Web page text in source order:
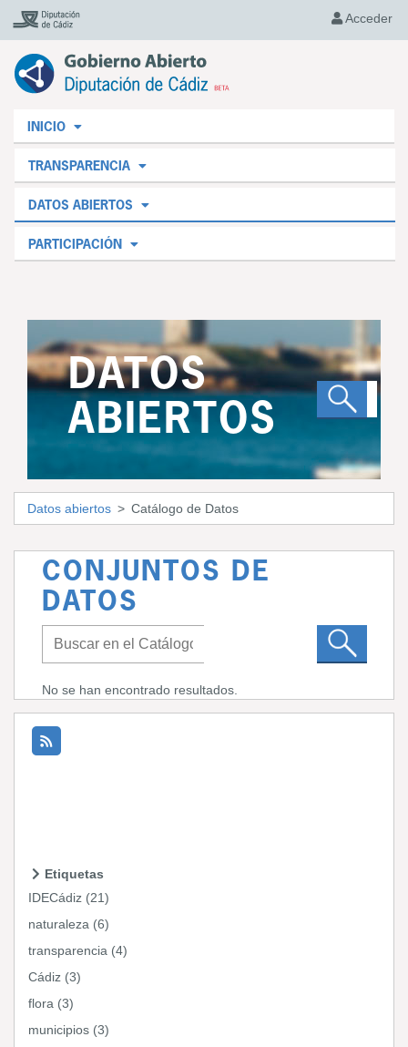
Acceder
INICIO
TRANSPARENCIA
DATOS ABIERTOS
PARTICIPACIÓN
DATOS
ABIERTOS
Datos abiertos Catálogo de Datos
CONJUNTOS DE
DATOS
No se han encontrado resultados.
Etiquetas
IDECádiz (21)
naturaleza (6)
transparencia (4)
Cádiz (3)
flora (3)
municipios (3)